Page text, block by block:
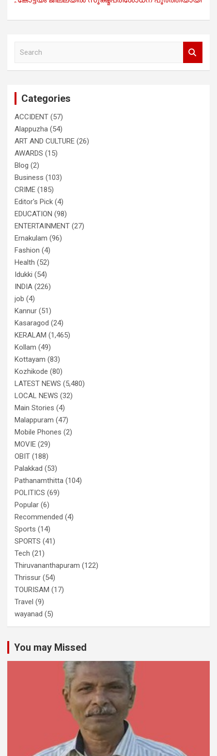
Categories
ACCIDENT (57)
Alappuzha (54)
ART AND CULTURE (26)
AWARDS (15)
Blog (2)
Business (103)
CRIME (185)
Editor's Pick (4)
EDUCATION (98)
ENTERTAINMENT (27)
Ernakulam (96)
Fashion (4)
Health (52)
Idukki (54)
INDIA (226)
job (4)
Kannur (51)
Kasaragod (24)
KERALAM (1,465)
Kollam (49)
Kottayam (83)
Kozhikode (80)
LATEST NEWS (5,480)
LOCAL NEWS (32)
Main Stories (4)
Malappuram (47)
Mobile Phones (2)
MOVIE (29)
OBIT (188)
Palakkad (53)
Pathanamthitta (104)
POLITICS (69)
Popular (6)
Recommended (4)
Sports (14)
SPORTS (41)
Tech (21)
Thiruvananthapuram (122)
Thrissur (54)
TOURISAM (17)
Travel (9)
wayanad (5)
You may Missed